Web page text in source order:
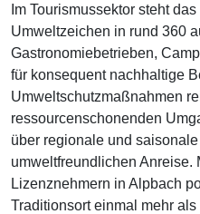
Im Tourismussektor steht
Umweltzeichen in rund 360
Gastronomiebetrieben,
für konsequent nachhaltige
Umweltschutzmaßnahmen
ressourcenschonenden
über regionale und
umweltfreundlichen Anreise.
Lizenznehmern in Alpbach
Traditionsort einmal mehr